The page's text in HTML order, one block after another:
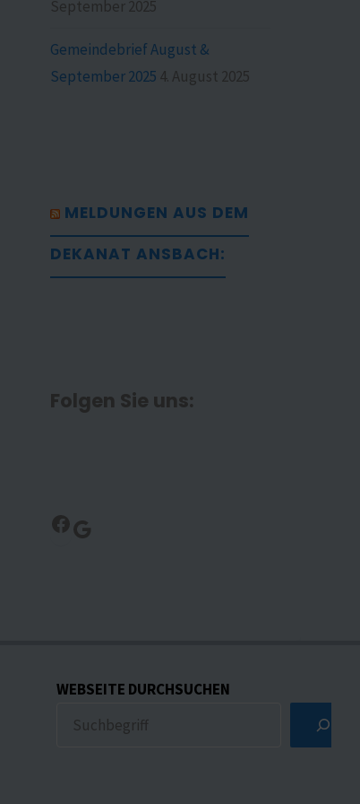
September 2025
Gemeindebrief August &
September 2025 4. August 2025
MELDUNGEN AUS DEM
DEKANAT ANSBACH:
Folgen Sie uns:
Facebook
Google
WEBSEITE DURCHSUCHEN